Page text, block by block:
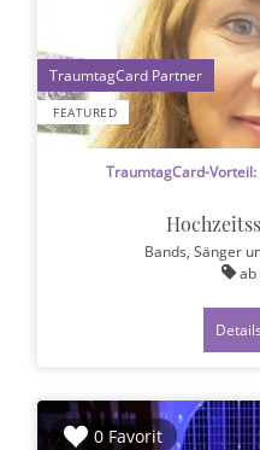
FEATURED
1
TraumtagCard-Vorteil:
Bands, Sänger
ab
0 Favorit